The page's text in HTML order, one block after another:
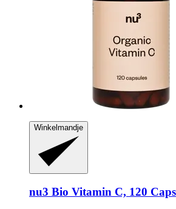
Winkelmandje
nu3 Bio Vitamin C, 120